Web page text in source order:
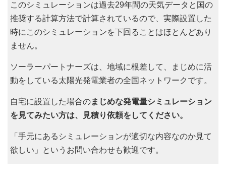
このシミュレーションは過去29年間の天気データと国の
推奨する計算方法で計算されているので、実際設置した
時にこのシミュレーションを下回ることはほとんどあり
ません。
ソーラーパートナーズは、地域に根差して、まじめに活
動をしている太陽光発電業者の全国ネットワークです。
自宅に設置した場合のまじめな発電量シミュレーション
を見てみたい方は、見積り依頼をしてください。
「手元にあるシミュレーションが適切な内容なのか見て
欲しい」というお問い合わせも歓迎です。